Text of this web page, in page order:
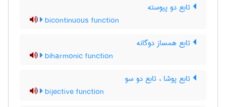
تابع دو پیوسته
bicontinuous function
تابع همساز دوگانه
biharmonic function
تابع پوشا ، تابع دو سو
bijective function